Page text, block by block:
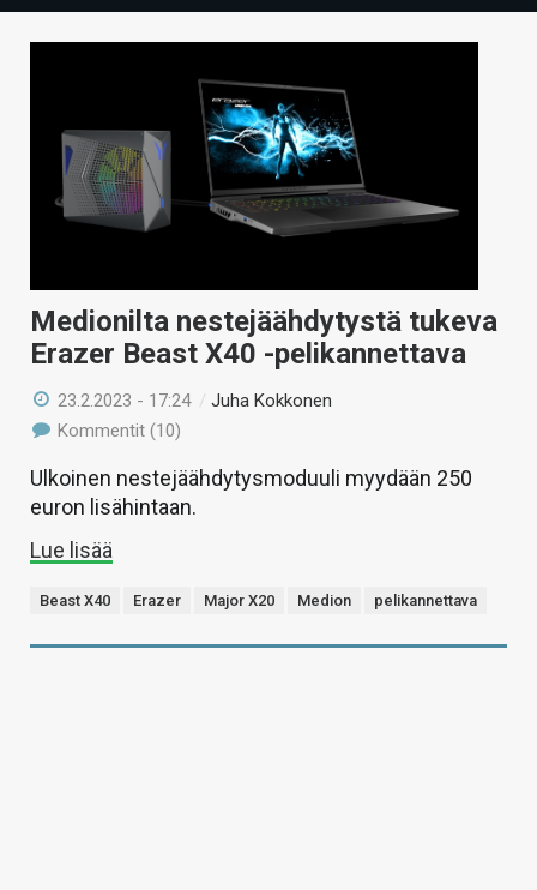
TECHBBS
KAUPPA
VAIHDA TEEMA
HAKU
Medionilta nestejäähdytystä tukeva
Erazer Beast X40 -pelikannettava
23.2.2023 - 17:24 /Juha Kokkonen
Kommentit (10)
Ulkoinen nestejäähdytysmoduuli myydään 250
euron lisähintaan.
Lue lisää
Beast X40 Erazer Major X20 Medion pelikannettava